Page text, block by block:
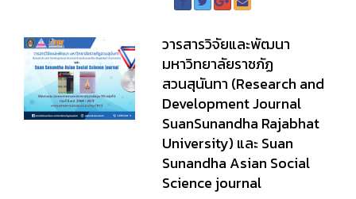
วารสารวิจัยและพัฒนา
มหาวิทยาลัยราชภัฏ
สวนสุนันทา (Research and
Development Journal
SuanSunandha Rajabhat
University) และ Suan
Sunandha Asian Social
Science journal